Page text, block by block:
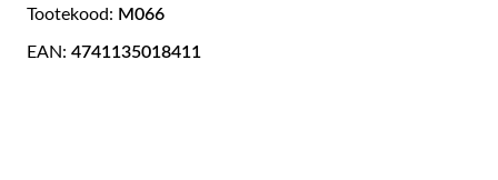
EAN: 4741135018411
Tootekood: M066